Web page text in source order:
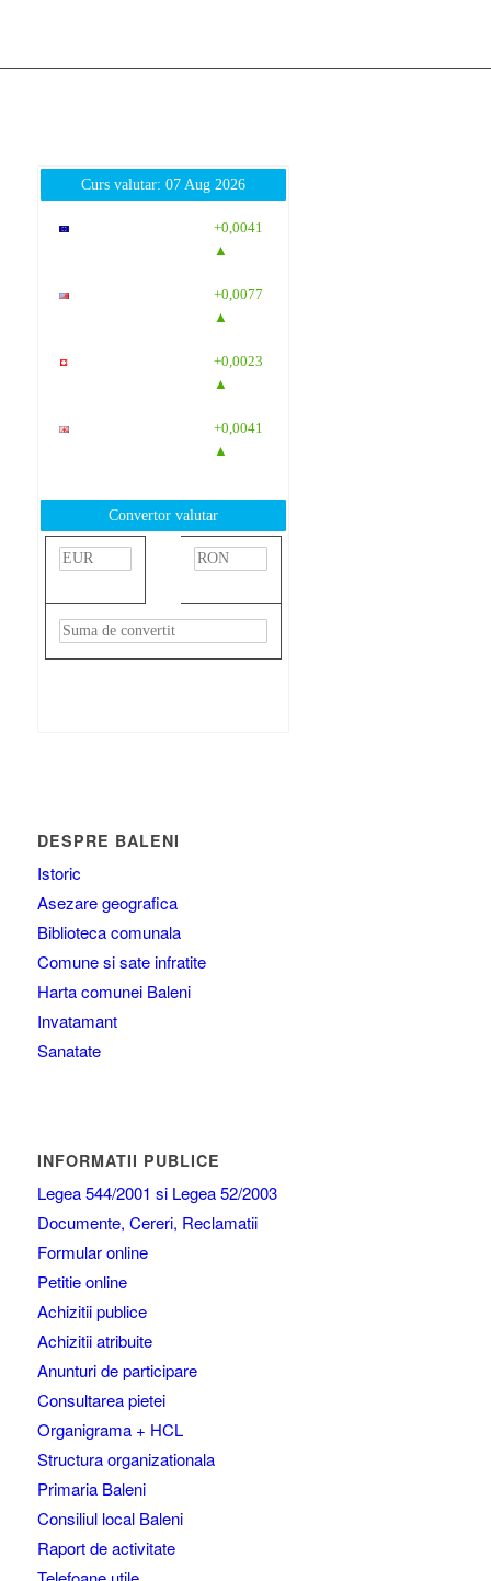
Curs valutar: 07 Aug 2026
+0,0041
▲
+0,0077
▲
+0,0023
▲
+0,0041
▲
Convertor valutar
DESPRE BALENI
Istoric
Asezare geografica
Biblioteca comunala
Comune si sate infratite
Harta comunei Baleni
Invatamant
Sanatate
INFORMATII PUBLICE
Legea 544/2001 si Legea 52/2003
Documente, Cereri, Reclamatii
Formular online
Petitie online
Achizitii publice
Achizitii atribuite
Anunturi de participare
Consultarea pietei
Organigrama + HCL
Structura organizationala
Primaria Baleni
Consiliul local Baleni
Raport de activitate